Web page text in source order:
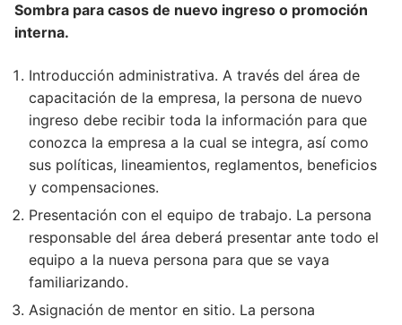
Sombra para casos de nuevo ingreso o promoción
interna.
Introducción administrativa. A través del área de
capacitación de la empresa, la persona de nuevo
ingreso debe recibir toda la información para que
conozca la empresa a la cual se integra, así como
sus políticas, lineamientos, reglamentos, beneficios
y compensaciones.
Presentación con el equipo de trabajo. La persona
responsable del área deberá presentar ante todo el
equipo a la nueva persona para que se vaya
familiarizando.
Asignación de mentor en sitio. La persona